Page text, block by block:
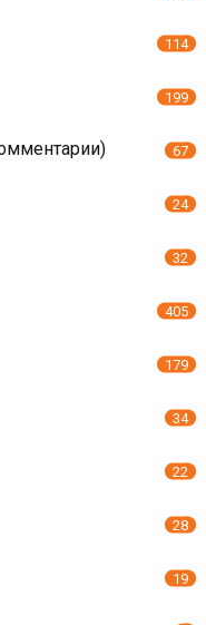
114
199
67
24
32
405
179
34
22
28
19